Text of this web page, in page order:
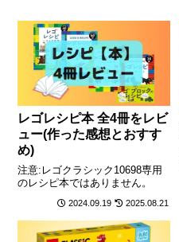
レゴレシピ本 全4冊をレビ
ュー(作った感想とおすす
め)
注意:レゴクラシック10698専用
のレシピ本ではありません。
2024.09.19 2025.08.21